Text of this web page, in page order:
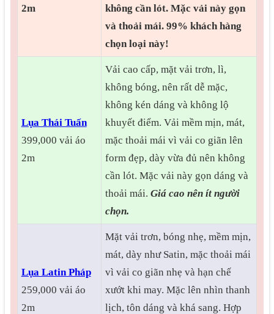
2m
không cần lót. Mặc vải này gọn
và thoải mái. 99% khách hàng
chọn loại này!
Lụa Thái Tuấn
399,000 vải áo
2m
Vải cao cấp, mặt vải trơn, lì,
không bóng, nên rất dễ mặc,
không kén dáng và không lộ
khuyết điểm. Vải mềm mịn, mát,
mặc thoải mái vì vải co giãn lên
form đẹp, dày vừa đủ nên không
cần lót. Mặc vải này gọn dáng và
thoải mái. Giá cao nên ít người
chọn.
Lụa Latin Pháp
259,000 vải áo
2m
Mặt vải trơn, bóng nhẹ, mềm mịn,
mát, dày như Satin, mặc thoải mái
vì vải co giãn nhẹ và hạn chế
xướt khi may. Mặc lên nhìn thanh
lịch, tôn dáng và khá sang. Hợp